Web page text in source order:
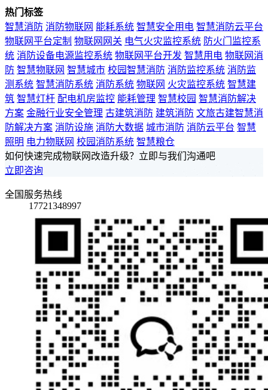
热门标签
智慧消防 消防物联网 能耗系统 智慧安全用电 智慧消防云平台
物联网平台定制 物联网网关 电气火灾监控系统 防火门监控系
统 消防设备电源监控系统 物联网平台开发 智慧用电 物联网消
防 智慧物联网 智慧城市 校园智慧消防 消防监控系统 消防监
测系统 智慧消防系统 消防系统 物联网 火灾监控系统 智慧建
筑 智慧灯杆 配电机房监控 能耗管理 智慧校园 智慧消防解决
方案 金融行业安全管理 古建筑消防 建筑消防 文旅古建智慧消
防解决方案 消防设施 消防大数据 城市消防 消防云平台 智慧
照明 电力物联网 校园消防系统 智慧粮仓
如何快速完成物联网改造升级？立即与我们沟通吧
立即咨询
全国服务热线
17721348997